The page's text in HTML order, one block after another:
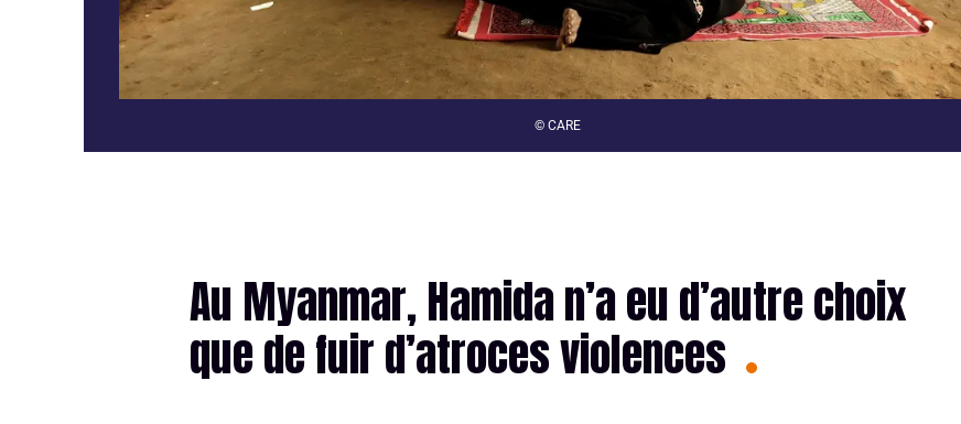
© CARE
Au Myanmar, Hamida n’a eu d’autre choix
que de fuir d’atroces violences